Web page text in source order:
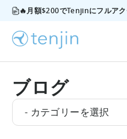
ブログ
- カテゴリーを選択